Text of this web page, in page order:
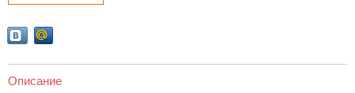
Описание